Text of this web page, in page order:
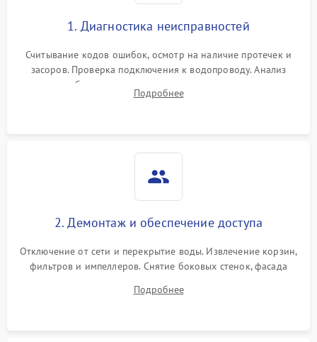
циркуляционным насосом
2100 ₽ Подробнее →
1. Диагностика неисправностей
Считывание кодов ошибок, осмотр на наличие протечек и
засоров. Проверка подключения к водопроводу. Анализ
жалоб на отсутствие слива, нагрева, вращения
разбрызгивателей или срабатывание системы защиты
Подробнее
2. Демонтаж и обеспечение доступа
Отключение от сети и перекрытие воды. Извлечение корзин,
фильтров и импеллеров. Снятие боковых стенок, фасада
циркуляционному насосу, ТЭНу и сливной помпе.
Подробнее